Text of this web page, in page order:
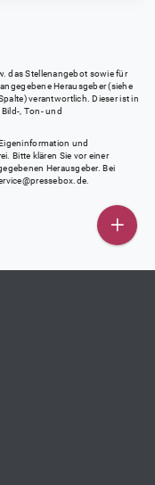
das Stellenangebot sowie für
Herausgeber (siehe
verantwortlich. Dieser ist in
, Ton- und
und
Bitte klären Sie vor einer
Herausgeber. Bei